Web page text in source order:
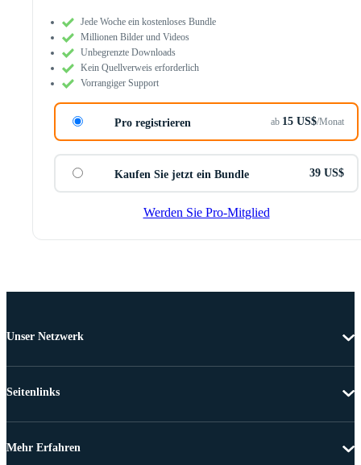
Jede Woche ein kostenloses Bundle
Millionen Bilder und Videos
Unbegrenzte Downloads
Kein Quellverweis erforderlich
Vorrangiger Support
Pro registrieren ab 15 US$/Monat
Kaufen Sie jetzt ein Bundle 39 US$
Werden Sie Pro-Mitglied
Unser Netzwerk
Seitenlinks
Mehr Erfahren